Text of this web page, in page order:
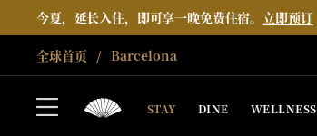
今夏，延长入住，即可享一晚免费住宿。 立即预订
全球首页 Barcelona
STAY DINE WELLNESS